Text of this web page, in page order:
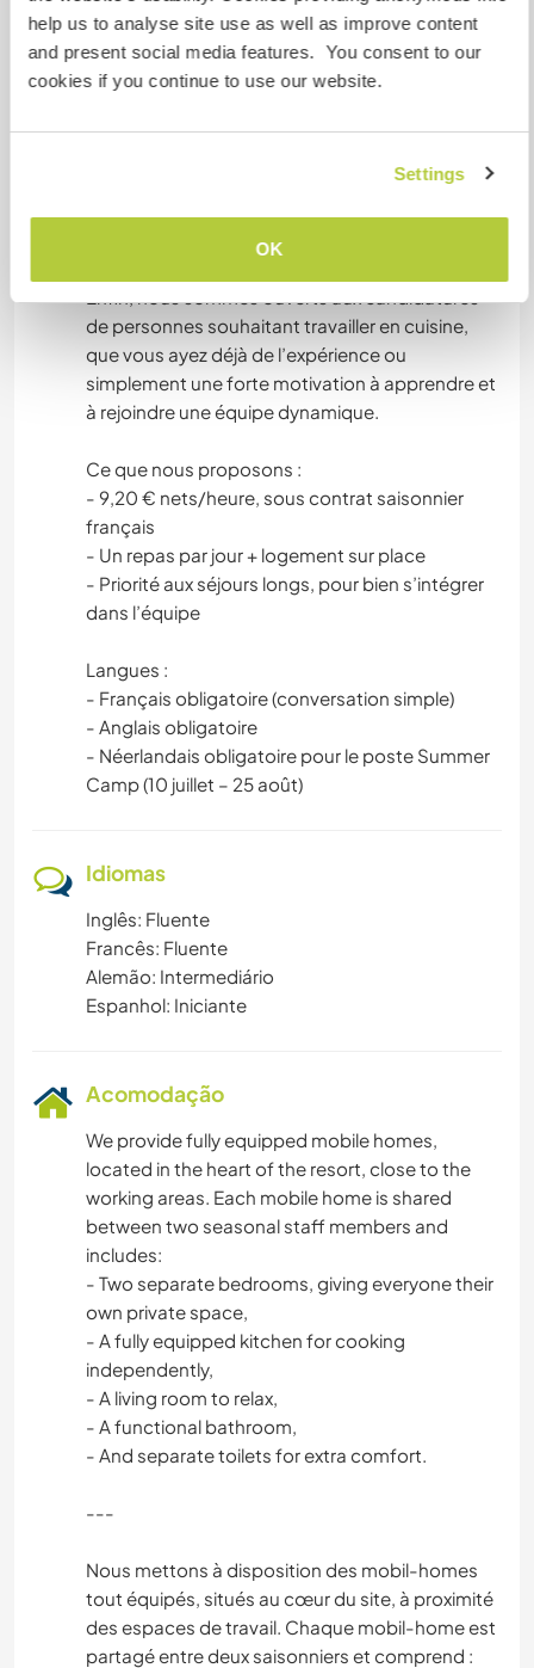
help us to analyse site use as well as improve content
and present social media features. You consent to our
cookies if you continue to use our website.
Settings
OK
pendant l’été. La mission consiste à organiser
des jeux, activités et moments ludiques pour les
hollandais qui séjournent chez nous.
restaurant. Ce poste demande de l’adaptabilité,
d’assurer une expérience fluide et agréable pour
Enfin, nous sommes ouverts aux candidatures
de personnes souhaitant travailler en cuisine,
que vous ayez déjà de l’expérience ou
simplement une forte motivation à apprendre et
à rejoindre une équipe dynamique.
Ce que nous proposons :
- 9,20 € nets/heure, sous contrat saisonnier
français
- Un repas par jour + logement sur place
- Priorité aux séjours longs, pour bien s’intégrer
dans l’équipe
Langues :
- Français obligatoire (conversation simple)
- Anglais obligatoire
- Néerlandais obligatoire pour le poste Summer
Camp (10 juillet – 25 août)
Idiomas
Inglês: Fluente
Francês: Fluente
Alemão: Intermediário
Espanhol: Iniciante
Acomodação
We provide fully equipped mobile homes,
located in the heart of the resort, close to the
working areas. Each mobile home is shared
between two seasonal staff members and
includes:
- Two separate bedrooms, giving everyone their
own private space,
- A fully equipped kitchen for cooking
independently,
- A living room to relax,
- A functional bathroom,
- And separate toilets for extra comfort.
---
Nous mettons à disposition des mobil-homes
tout équipés, situés au cœur du site, à proximité
des espaces de travail. Chaque mobil-home est
partagé entre deux saisonniers et comprend :